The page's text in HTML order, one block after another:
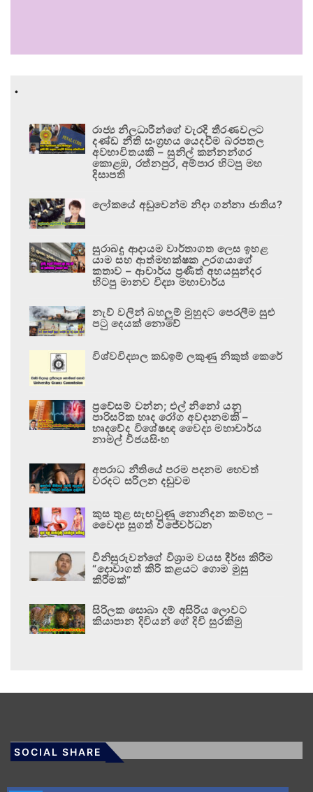
.
රාජ්‍ය නිලධාරීන්ගේ වැරදි තීරණවලට
දණ්ඩ නීති සංග්‍රහය යෙදවීම බරපතල
අවභාවිතයකි – සුනිල් කන්නන්ගර
කොළඹ, රත්නපුර, අම්පාර හිටපු මහ
දිසාපති
ලෝකයේ අඩුවෙන්ම නිදා ගන්නා ජාතිය?
සුරාබදු ආදායම වාර්තාගත ලෙස ඉහළ
යාම සහ ආත්මභක්ෂක උරගයාගේ
කතාව – ආචාර්ය ප්‍රණීත් අභයසුන්දර
හිටපු මානව විද්‍යා මහාචාර්ය
නැව් වලින් බහලුම් මුහුදට පෙරලීම සුළු
පටු දෙයක් නොවේ
විශ්වවිද්‍යාල කඩඉම් ලකුණු නිකුත් කෙරේ
ප්‍රවේසම් වන්න; එල් නිනෝ යනු
පාරිසරික හෘද රෝග අවදානමකි –
හෘදවේද විශේෂඥ වෛද්‍ය මහාචාර්ය
නාමල් විජයසිංහ
අපරාධ නීතියේ පරම පදනම හෙවත්
වරදට සරිලන දඬුවම
කුස තුළ සැඟවුණු නොනිදන කම්හල –
වෛද්‍ය සුගත් විජේවර්ධන
විනිසුරුවන්ගේ විශ්‍රාම වයස දීර්ඝ කිරීම
“දොවාගත් කිරි කළයට ගොම මුසු
කිරීමක්”
සිරිලක සොබා දම් අසිරිය ලොවට
කියාපාන දිවියන් ගේ දිවි සුරකිමු
SOCIAL SHARE